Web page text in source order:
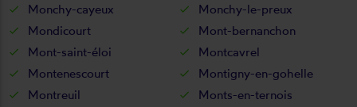
Monchy-cayeux
Monchy-le-preux
Mondicourt
Mont-bernanchon
Mont-saint-éloi
Montcavrel
Montenescourt
Montigny-en-gohelle
Montreuil
Monts-en-ternois